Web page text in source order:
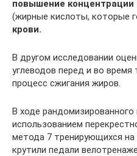
повышение
(жирные кислоты, которые
крови.
В другом исследовании
углеводов перед и во время
процесс сжигания жиров.
В ходе рандомизированного
использованием
метода 7 тренирующихся
крутили педали